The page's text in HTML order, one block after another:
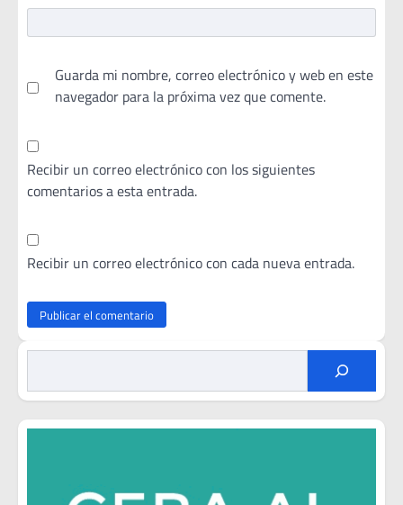
Guarda mi nombre, correo electrónico y web en este
navegador para la próxima vez que comente.
Recibir un correo electrónico con los siguientes
comentarios a esta entrada.
Recibir un correo electrónico con cada nueva entrada.